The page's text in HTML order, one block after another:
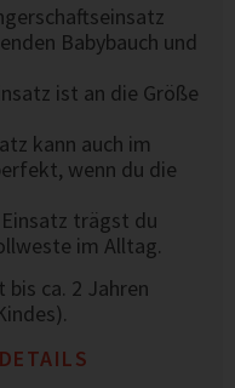
Babybauch und
ist an die Größe
kann auch im
wenn du die
trägst du
im Alltag.
bis ca. 2 Jahren